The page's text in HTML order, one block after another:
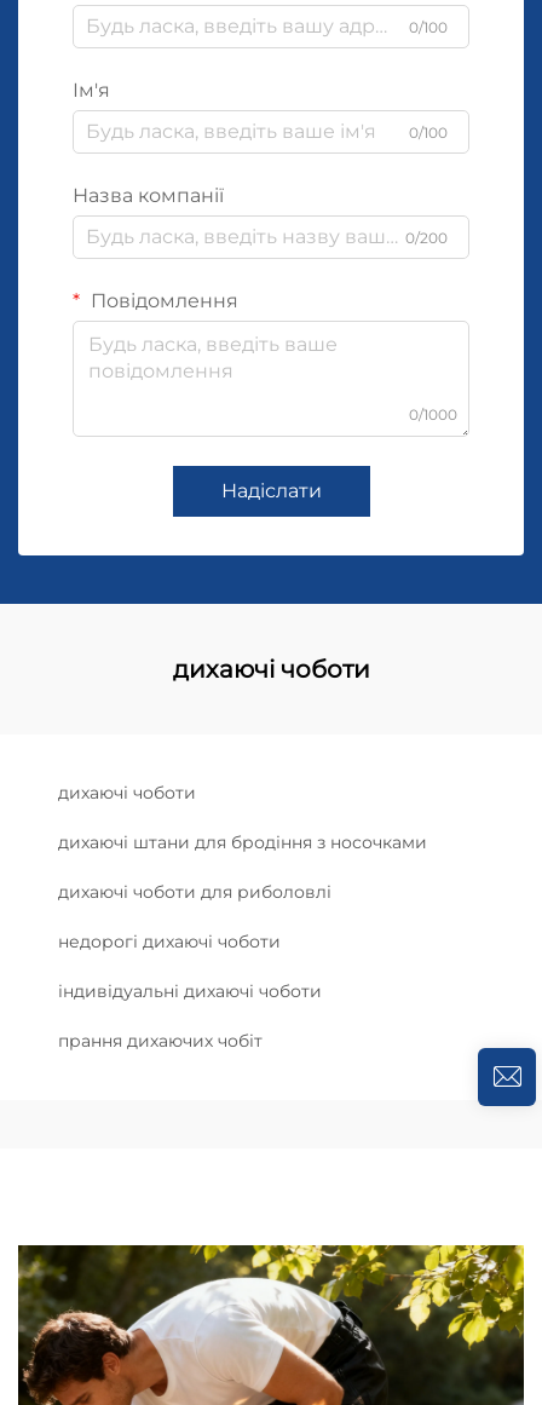
0/100
Ім'я
0/100
Назва компанії
0/200
Повідомлення
0/1000
Надіслати
дихаючі чоботи
дихаючі чоботи
дихаючі штани для бродіння з носочками
дихаючі чоботи для риболовлі
недорогі дихаючі чоботи
індивідуальні дихаючі чоботи
прання дихаючих чобіт